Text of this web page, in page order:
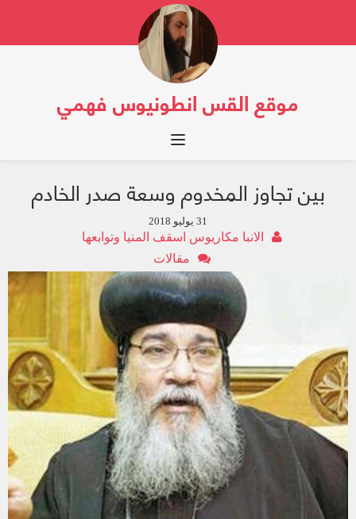
موقع القس انطونيوس فهمي
Toggle navigation
بين تجاوز المخدوم وسعة صدر الخادم
31 يوليو 2018
الانبا مكاريوس اسقف المنيا وتوابعها
مقالات